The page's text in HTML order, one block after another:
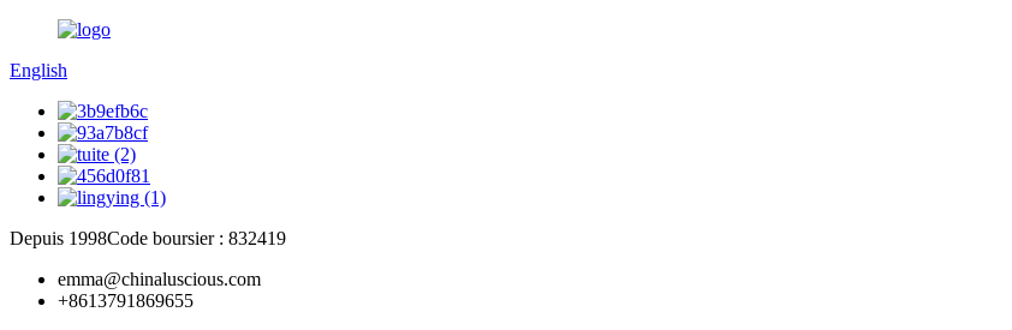
English
Depuis 1998Code boursier : 832419
emma@chinaluscious.com
+8613791869655